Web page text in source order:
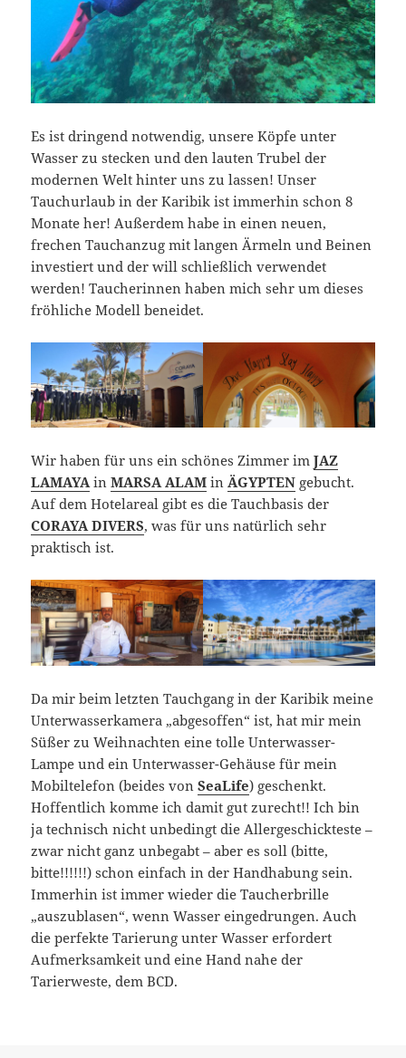
Es ist dringend notwendig, unsere Köpfe unter
Wasser zu stecken und den lauten Trubel der
modernen Welt hinter uns zu lassen! Unser
Tauchurlaub in der Karibik ist immerhin schon 8
Monate her! Außerdem habe in einen neuen,
frechen Tauchanzug mit langen Ärmeln und Beinen
investiert und der will schließlich verwendet
werden! Taucherinnen haben mich sehr um dieses
fröhliche Modell beneidet.
Wir haben für uns ein schönes Zimmer imJAZ
LAMAYAinMARSA ALAM inÄGYPTEN gebucht.
Auf dem Hotelareal gibt es die Tauchbasis der
CORAYA DIVERS, was für uns natürlich sehr
praktisch ist.
Da mir beim letzten Tauchgang in der Karibik meine
Unterwasserkamera „abgesoffen“ ist, hat mir mein
Süßer zu Weihnachten eine tolle Unterwasser-
Lampe und ein Unterwasser-Gehäuse für mein
Mobiltelefon (beides vonSeaLife) geschenkt.
Hoffentlich komme ich damit gut zurecht!! Ich bin
ja technisch nicht unbedingt die Allergeschickteste –
zwar nicht ganz unbegabt – aber es soll (bitte,
bitte!!!!!!) schon einfach in der Handhabung sein.
Immerhin ist immer wieder die Taucherbrille
„auszublasen“, wenn Wasser eingedrungen. Auch
die perfekte Tarierung unter Wasser erfordert
Aufmerksamkeit und eine Hand nahe der
Tarierweste, dem BCD.